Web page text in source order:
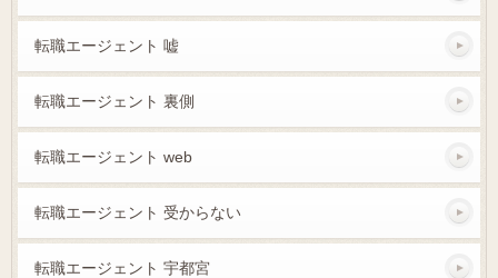
転職エージェント 嘘
転職エージェント 裏側
転職エージェント web
転職エージェント 受からない
転職エージェント 宇都宮